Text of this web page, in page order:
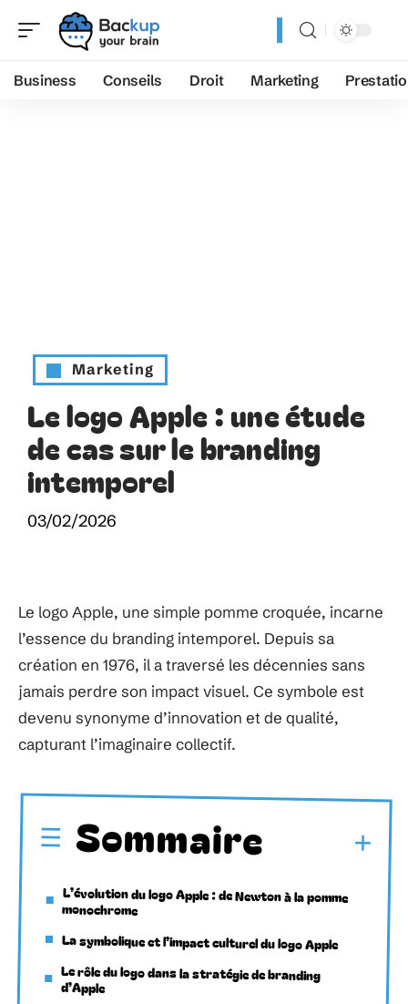
Business Conseils Droit Marketing
Marketing
Le logo Apple : une étude
de cas sur le branding
intemporel
03/02/2026
Le logo Apple, une simple pomme croquée, incarne
l’essence du branding intemporel. Depuis sa
création en 1976, il a traversé les décennies sans
jamais perdre son impact visuel. Ce symbole est
devenu synonyme d’innovation et de qualité,
capturant l’imaginaire collectif.
Sommaire
L’évolution du logo Apple : de Newton à la pomme
monochrome
La symbolique et l’impact culturel du logo Apple
Le rôle du logo dans la stratégie de branding
d’Apple